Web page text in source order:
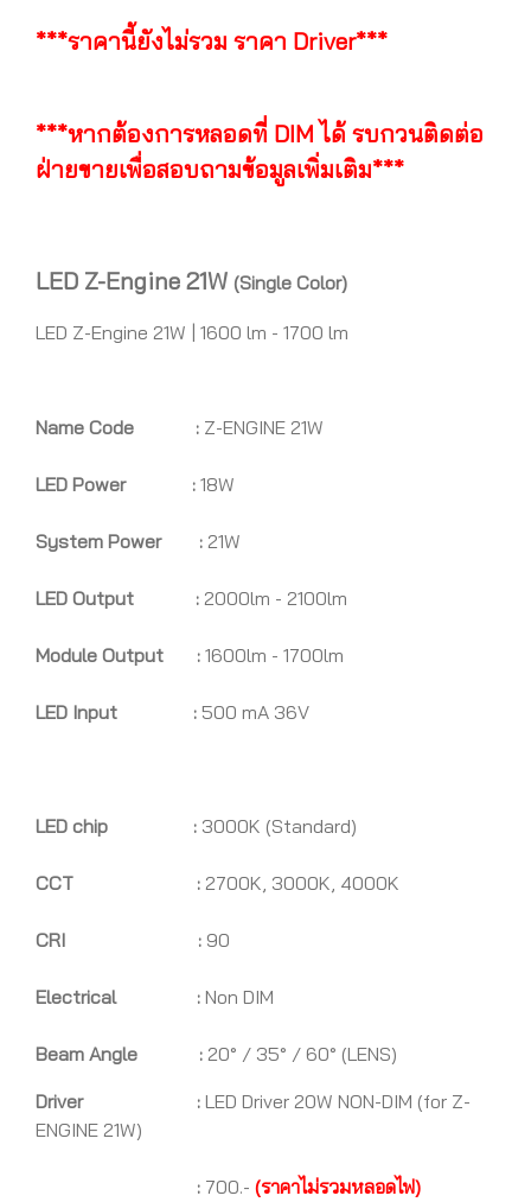
***ราคานี้ยังไม่รวม ราคา Driver***
***หากต้องการหลอดที่ DIM ได้ รบกวนติดต่อ
ฝ่ายขายเพื่อสอบถามข้อมูลเพิ่มเติม***
LED Z-Engine 21W (Single Color)
LED Z-Engine 21W | 1600 lm - 1700 lm
Name Code : Z-ENGINE 21W
LED Power : 18W
System Power : 21W
LED Output : 2000lm - 2100lm
Module Output : 1600lm - 1700lm
LED Input : 500 mA 36V
LED chip : 3000K (Standard)
CCT : 2700K, 3000K, 4000K
CRI : 90
Electrical : Non DIM
Beam Angle : 20° / 35° / 60° (LENS)
Driver : LED Driver 20W NON-DIM (for Z-
ENGINE 21W)
: 700.- (ราคาไม่รวมหลอดไฟ)